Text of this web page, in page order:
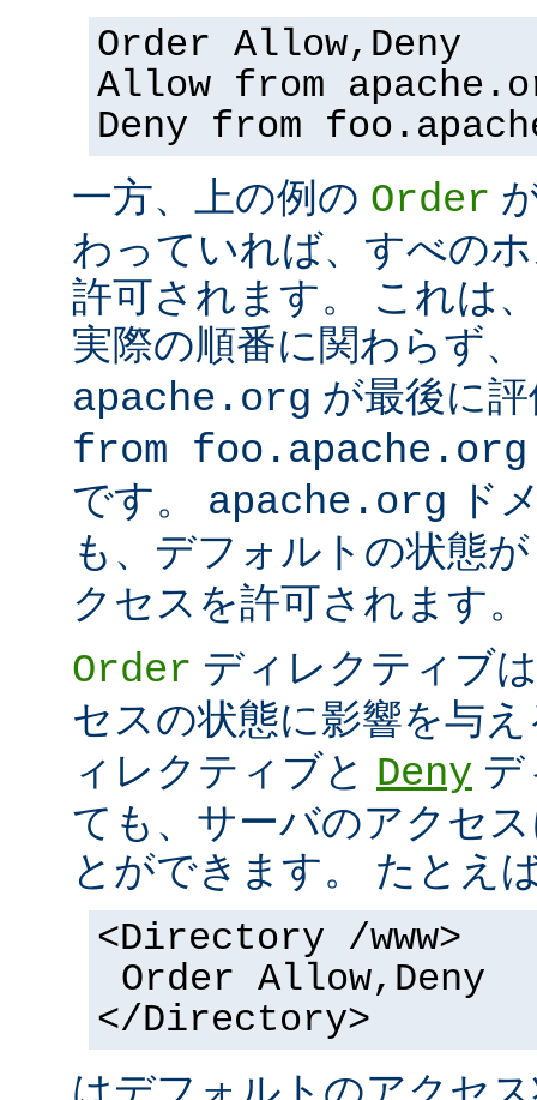
Order Allow,Deny
Allow from
Deny from
一方、上の例の Order
わっていれば、すべの
許可されます。 これは
実際の順番に関わらず、
apache.org が最後に
from foo.apache.org
です。 apache.org ド
も、デフォルトの状態
クセスを許可されます。
Order ディレクティブ
セスの状態に影響を与
ィレクティブと Deny デ
ても、サーバのアクセ
とができます。 たとえ
<Directory /www>
Order Allow,Deny
</Directory>
はデフォルトのアクセ